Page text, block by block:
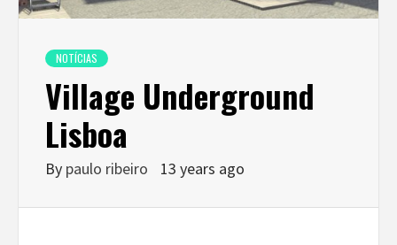
NOTÍCIAS
Village Underground
Lisboa
By paulo ribeiro 13 years ago